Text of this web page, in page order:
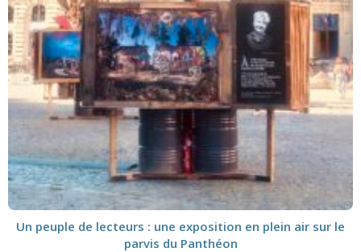
Un peuple de lecteurs : une exposition en plein air sur le
parvis du Panthéon